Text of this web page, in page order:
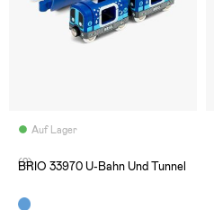
Auf Lager
(2)
BRIO 33970 U-Bahn Und Tunnel